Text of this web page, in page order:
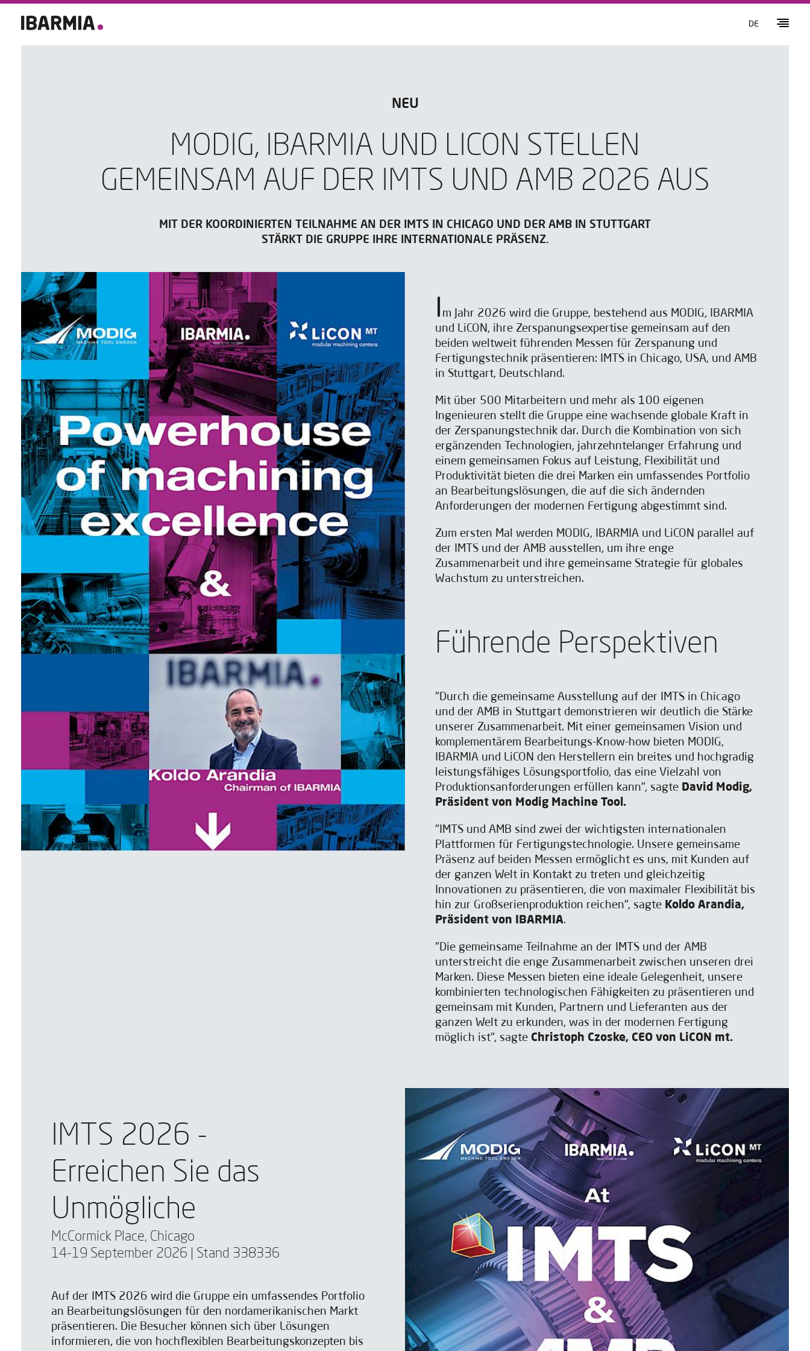
DE
NEU
MODIG, IBARMIA UND LICON STELLEN
GEMEINSAM AUF DER IMTS UND AMB 2026 AUS
MIT DER KOORDINIERTEN TEILNAHME AN DER IMTS IN CHICAGO UND DER AMB IN STUTTGART
STÄRKT DIE GRUPPE IHRE INTERNATIONALE PRÄSENZ.
I m Jahr 2026 wird die Gruppe, bestehend aus MODIG, IBARMIA
und LiCON, ihre Zerspanungsexpertise gemeinsam auf den
beiden weltweit führenden Messen für Zerspanung und
Fertigungstechnik präsentieren: IMTS in Chicago, USA, und AMB
in Stuttgart, Deutschland.
Mit über 500 Mitarbeitern und mehr als 100 eigenen
Ingenieuren stellt die Gruppe eine wachsende globale Kraft in
der Zerspanungstechnik dar. Durch die Kombination von sich
ergänzenden Technologien, jahrzehntelanger Erfahrung und
einem gemeinsamen Fokus auf Leistung, Flexibilität und
Produktivität bieten die drei Marken ein umfassendes Portfolio
an Bearbeitungslösungen, die auf die sich ändernden
Anforderungen der modernen Fertigung abgestimmt sind.
Zum ersten Mal werden MODIG, IBARMIA und LiCON parallel auf
der IMTS und der AMB ausstellen, um ihre enge
Zusammenarbeit und ihre gemeinsame Strategie für globales
Wachstum zu unterstreichen.
Führende Perspektiven
"Durch die gemeinsame Ausstellung auf der IMTS in Chicago
und der AMB in Stuttgart demonstrieren wir deutlich die Stärke
unserer Zusammenarbeit. Mit einer gemeinsamen Vision und
komplementärem Bearbeitungs-Know-how bieten MODIG,
IBARMIA und LiCON den Herstellern ein breites und hochgradig
leistungsfähiges Lösungsportfolio, das eine Vielzahl von
Produktionsanforderungen erfüllen kann", sagte David Modig,
Präsident von Modig Machine Tool.
"IMTS und AMB sind zwei der wichtigsten internationalen
Plattformen für Fertigungstechnologie. Unsere gemeinsame
Präsenz auf beiden Messen ermöglicht es uns, mit Kunden auf
der ganzen Welt in Kontakt zu treten und gleichzeitig
Innovationen zu präsentieren, die von maximaler Flexibilität bis
hin zur Großserienproduktion reichen", sagte Koldo Arandia,
Präsident von IBARMIA.
"Die gemeinsame Teilnahme an der IMTS und der AMB
unterstreicht die enge Zusammenarbeit zwischen unseren drei
Marken. Diese Messen bieten eine ideale Gelegenheit, unsere
kombinierten technologischen Fähigkeiten zu präsentieren und
gemeinsam mit Kunden, Partnern und Lieferanten aus der
ganzen Welt zu erkunden, was in der modernen Fertigung
möglich ist", sagte Christoph Czoske, CEO von LiCON mt.
IMTS 2026 -
Erreichen Sie das
Unmögliche
McCormick Place, Chicago
14-19 September 2026 | Stand 338336
Auf der IMTS 2026 wird die Gruppe ein umfassendes Portfolio
an Bearbeitungslösungen für den nordamerikanischen Markt
präsentieren. Die Besucher können sich über Lösungen
informieren, die von hochflexiblen Bearbeitungskonzepten bis